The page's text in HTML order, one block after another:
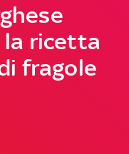
la ricetta
fragole